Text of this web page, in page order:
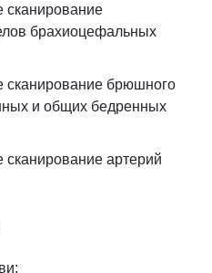
сканирование
брахиоцефальных
сканирование брюшного
и общих бедренных
сканирование артерий